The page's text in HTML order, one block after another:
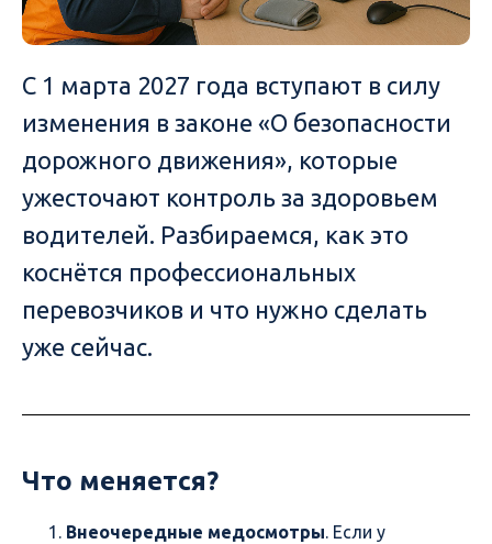
С 1 марта 2027 года вступают в силу
изменения в законе «О безопасности
дорожного движения», которые
ужесточают контроль за здоровьем
водителей. Разбираемся, как это
коснётся профессиональных
перевозчиков и что нужно сделать
уже сейчас.
Что меняется?
Внеочередные медосмотры. Если у